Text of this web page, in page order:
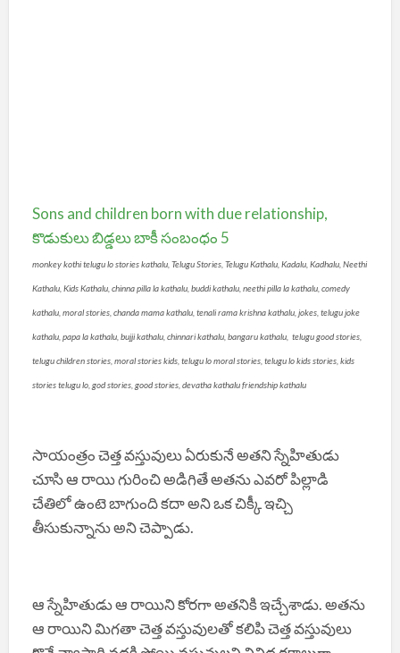
Sons and children born with due relationship,
కొడుకులు బిడ్డలు బాకీ సంబంధం 5
monkey kothi telugu lo stories kathalu, Telugu Stories, Telugu Kathalu, Kadalu, Kadhalu, Neethi
Kathalu, Kids Kathalu, chinna pilla la kathalu, buddi kathalu, neethi pilla la kathalu, comedy
kathalu, moral stories, chanda mama kathalu, tenali rama krishna kathalu, jokes, telugu joke
kathalu, papa la kathalu, bujji kathalu, chinnari kathalu, bangaru kathalu, telugu good stories,
telugu children stories, moral stories kids, telugu lo moral stories, telugu lo kids stories, kids
stories telugu lo, god stories, good stories, devatha kathalu friendship kathalu
సాయంత్రం చెత్త వస్తువులు ఏరుకునే అతని స్నేహితుడు
చూసి ఆ రాయి గురించి అడిగితే అతను ఎవరో పిల్లాడి
చేతిలో ఉంటె బాగుంది కదా అని ఒక చిక్కీ ఇచ్చి
తీసుకున్నాను అని చెప్పాడు.
ఆ స్నేహితుడు ఆ రాయిని కోరగా అతనికి ఇచ్చేశాడు. అతను
ఆ రాయిని మిగతా చెత్త వస్తువులతో కలిపి చెత్త వస్తువులు